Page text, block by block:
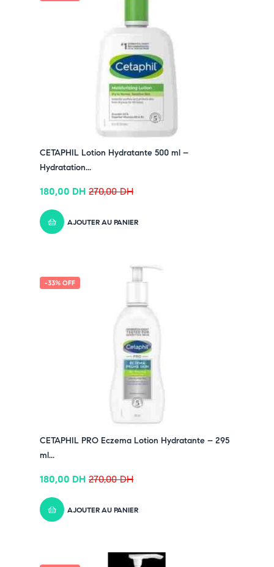
➤ Sans parfum – Testé sous contrôle dermatologique et
✔ Pour découvrir nos offres et promotions du
✔ Suivez-nous sur TikTok – cliquez ici
✔Rejoignez-nous sur Instagram –
CETAPHIL Lotion Hydratante 500 ml –
Hydratation...
270,00DH
180,00 DH
AJOUTER AU PANIER
-33% OFF
CETAPHIL PRO Eczema Lotion Hydratante – 295
ml...
270,00DH
180,00 DH
AJOUTER AU PANIER